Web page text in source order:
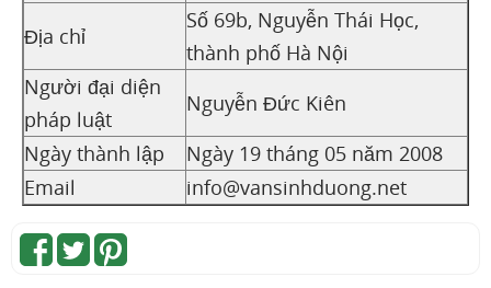
Địa chỉ
Số 69b, Nguyễn Thái Học,
thành phố Hà Nội
Người đại diện
pháp luật
Nguyễn Đức Kiên
Ngày thành lập
Ngày 19 tháng 05 năm 2008
Email
info@vansinhduong.net